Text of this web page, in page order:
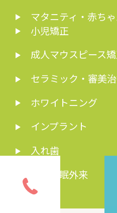
マタニティ・赤ち
小児矯正
成人マウスピース
セラミック・審美
ホワイトニング
インプラント
入れ歯
歯科睡眠外来